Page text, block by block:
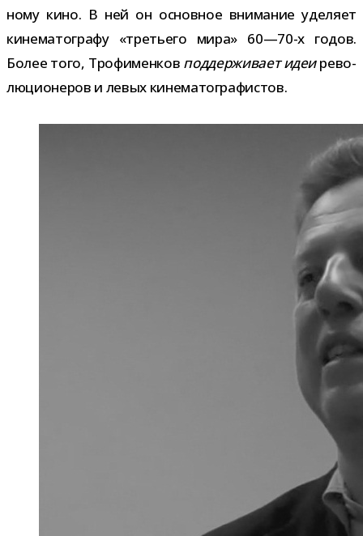
ному кино. В ней он основ­ное вни­ма­ние уде­ляет
кине­ма­то­графу «тре­тьего мира» 60—70-х годов.
Более того, Трофименков под­дер­жи­вает идеирево­
лю­ци­о­не­ров и левых кинематографистов.